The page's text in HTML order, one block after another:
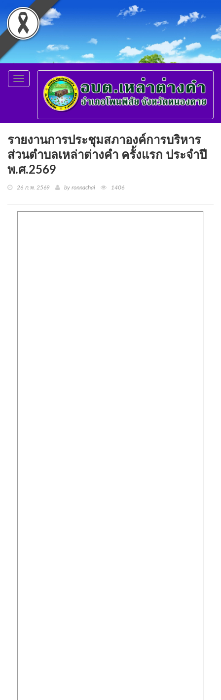
Toggle
navigation
รายงานการประชุมสภาองค์การบริหาร
ส่วนตำบลเหล่าต่างคำ ครั้งแรก ประจำปี
พ.ศ.2569
26 ก.พ. 2569 by ronnachai 1406